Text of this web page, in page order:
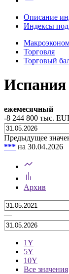
Описание
Индексы
Торговля
Торговый
Испания
ежемесячный
-8 244 800 тыс.
Предыдущее
*** на 30.04.2026
Архив
—
1Y
5Y
10Y
Все значения